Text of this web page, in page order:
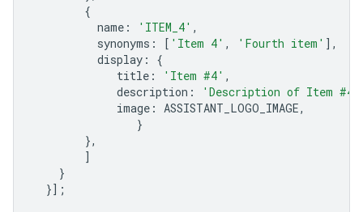
{
name : 'ITEM_4' ,
synonyms : [ 'Item 4' , 'Fourth item' ],
display :
{
title : 'Item #4' ,
description : 'Description of Item #4'
image : ASSISTANT_LOGO_IMAGE,
}
},
]
}
}];